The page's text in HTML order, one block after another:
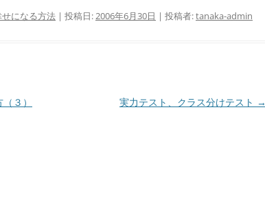
になる方法 | 投稿日:2006年6月30日 | 投稿者:tanaka-admin
３） 実力テスト、クラス分けテスト →